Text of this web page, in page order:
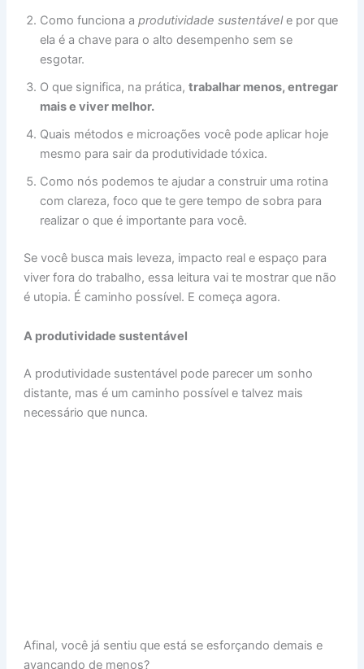
Como funciona aprodutividade sustentávele por que
ela é a chave para o alto desempenho sem se
esgotar.
O que significa, na prática,trabalhar menos, entregar
mais e viver melhor.
Quais métodos e microações você pode aplicar hoje
mesmo para sair da produtividade tóxica.
Como nós podemos te ajudar a construir uma rotina
com clareza, foco que te gere tempo de sobra para
realizar o que é importante para você.
Se você busca mais leveza, impacto real e espaço para
viver fora do trabalho, essa leitura vai te mostrar que não
é utopia. É caminho possível. E começa agora.
A produtividade sustentável
A produtividade sustentável pode parecer um sonho
distante, mas é um caminho possível e talvez mais
necessário que nunca.
Afinal, você já sentiu que está se esforçando demais e
avançando de menos?